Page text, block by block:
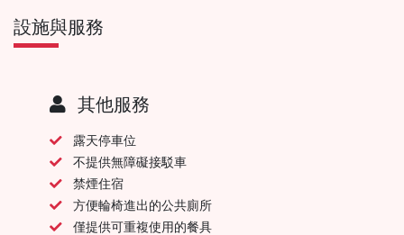
設施與服務
其他服務
露天停車位
不提供無障礙接駁車
禁煙住宿
方便輪椅進出的公共廁所
僅提供可重複使用的餐具